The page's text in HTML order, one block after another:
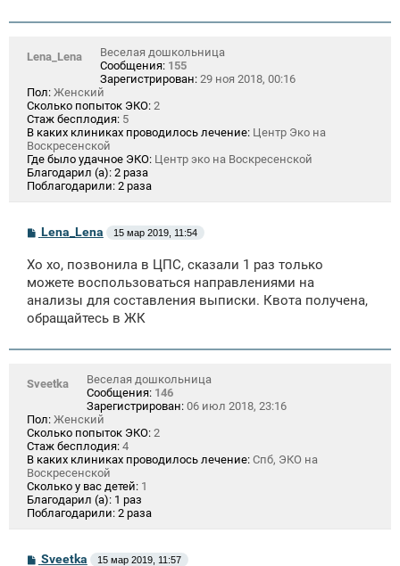
Lena_Lena
Веселая дошкольница
Сообщения: 155
Зарегистрирован: 29 ноя 2018, 00:16
Пол: Женский
Сколько попыток ЭКО: 2
Стаж бесплодия: 5
В каких клиниках проводилось лечение: Центр Эко на
Воскресенской
Где было удачное ЭКО: Центр эко на Воскресенской
Благодарил (а): 2 раза
Поблагодарили: 2 раза
С
о
б
щ
н
и
Lena_Lena 15 мар 2019, 11:54
Хо хо, позвонила в ЦПС, сказали 1 раз только
можете воспользоваться направлениями на
анализы для составления выписки. Квота получена,
обращайтесь в ЖК
Sveetka
Веселая дошкольница
Сообщения: 146
Зарегистрирован: 06 июл 2018, 23:16
Пол: Женский
Сколько попыток ЭКО: 2
Стаж бесплодия: 4
В каких клиниках проводилось лечение: Спб, ЭКО на
Воскресенской
Сколько у вас детей: 1
Благодарил (а): 1 раз
Поблагодарили: 2 раза
СSveetka 15 мар 2019, 11:57